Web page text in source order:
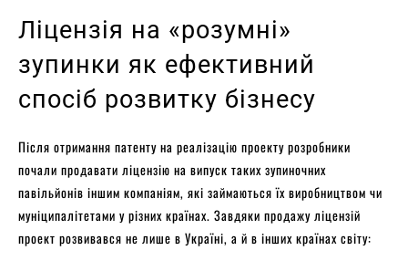
Ліцензія на «розумні»
зупинки як ефективний
спосіб розвитку бізнесу
Після отримання патенту на реалізацію проекту розробники
почали продавати ліцензію на випуск таких зупиночних
павільйонів іншим компаніям, які займаються їх виробництвом чи
муніципалітетами у різних країнах. Завдяки продажу ліцензій
проект розвивався не лише в Україні, а й в інших країнах світу: